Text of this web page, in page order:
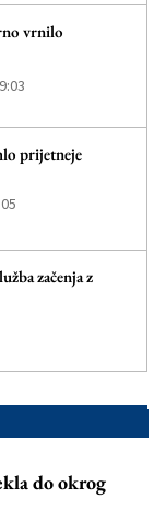
vrnilo
prijetneje
začenja z
do okrog